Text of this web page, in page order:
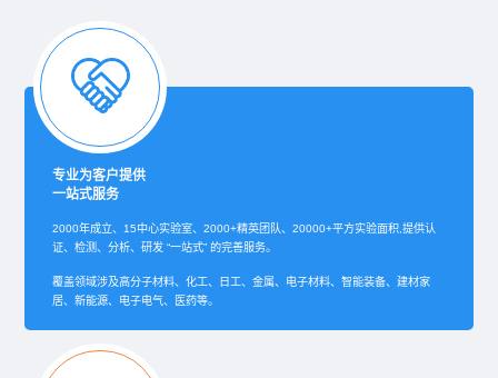
专业为客户提供
一站式服务
2000年成立、15中心实验室、2000+精英团队、20000+平方实验面积,提供认
证、检测、分析、研发 “一站式” 的完善服务。
覆盖领域涉及高分子材料、化工、日工、金属、电子材料、智能装备、建材家
居、新能源、电子电气、医药等。